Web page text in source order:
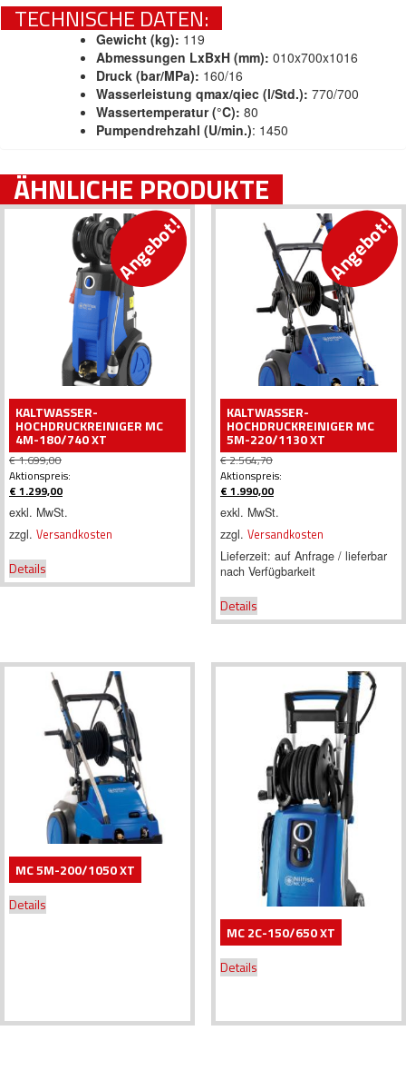
TECHNISCHE DATEN:
Gewicht (kg): 119
Abmessungen LxBxH (mm): 010x700x1016
Druck (bar/MPa): 160/16
Wasserleistung qmax/qiec (l/Std.): 770/700
Wassertemperatur (°C): 80
Pumpendrehzahl (U/min.): 1450
ÄHNLICHE PRODUKTE
Angebot!
KALTWASSER-
HOCHDRUCKREINIGER MC
4M-180/740 XT
€1.699,00
Ursprünglicher
Preis
war:
€ 1.699,00
Aktionspreis:
€ 1.299,00
Aktueller
Preis
ist:
exkl. MwSt.
zzgl. Versandkosten
Details
Angebot!
KALTWASSER-
HOCHDRUCKREINIGER MC
5M-220/1130 XT
€2.564,70
Ursprünglicher
Preis
war:
€ 2.564,70
Aktionspreis:
€ 1.990,00
Aktueller
Preis
ist:
€ 1.990,00.
exkl. MwSt.
zzgl. Versandkosten
Lieferzeit: auf Anfrage / lieferbar
nach Verfügbarkeit
Details
MC 5M-200/1050 XT
Details
MC 2C-150/650 XT
Details